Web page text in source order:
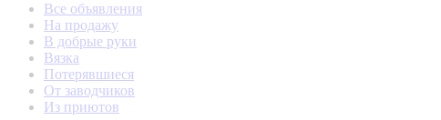
Все объявления
На продажу
В добрые руки
Вязка
Потерявшиеся
От заводчиков
Из приютов